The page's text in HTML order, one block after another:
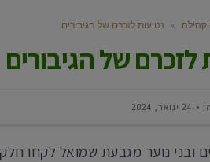
» נטיעות לזכרם של הגיבורים
לזכרם של הגיבורים
24 ינואר, 2024
ובני נוער מגבעת שמואל לקחו